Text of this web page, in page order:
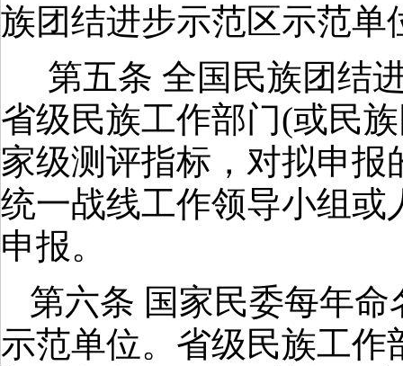
族团结进步示范区示范单
第五条 全国民族团结
省级民族工作部门(或民
家级测评指标，对拟申
统一战线工作领导小组
申报。
第六条 国家民委每年
示范单位。省级民族工作